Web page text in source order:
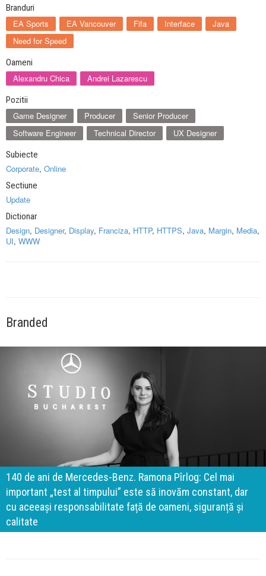
Branduri
EA Sports EA Vancouver Fifa Interface
Java
Need for Speed
Oameni
Alexandru Chica Andrei Lazarescu
Pozitii
Game Designer Producer
Senior Producer
Software Engineer
Technical Director UX Designer
Subiecte
Corporate, Online
Sectiune
Update
Dictionar
Design, Designer, Display, Franciza, HTTP, HTTPS, Java, Margin, Media,
UI, WWW
Branded
140 de ani de Mercedes-Benz. Ramona Pîrlog: Cel mai
important „test al timpului” este să inovăm constant, dar
cu aceeași responsabilitate față de oameni, siguranță și
calitate